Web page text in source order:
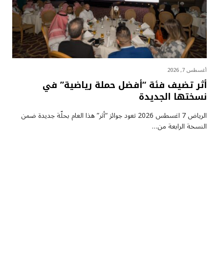
أغسطس 7, 2026
أثر تضيف فئة “أفضل حملة رياضية” في
نسختها الجديدة
الرياض 7 اغسطس 2026 تعود جوائز “أثر” هذا العام بحلّة جديدة ضمن
النسخة الرابعة من…